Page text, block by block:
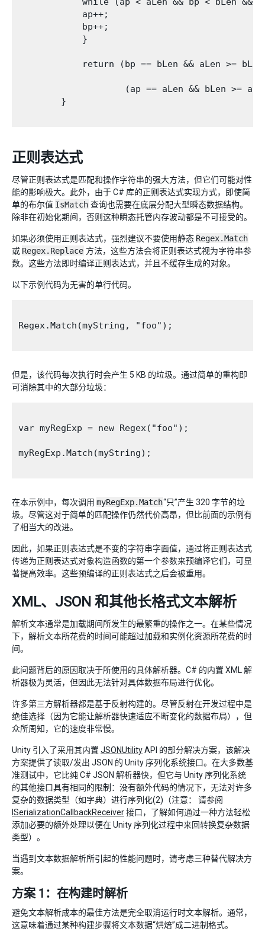
            ap++;
            bp++;
            }
return (bp == bLen && aLen >=
(ap == aLen && bLen >=
        }
正则表达式
尽管正则表达式是匹配和操作字符串的强大方法，但它们可能对性
能的影响极大。此外，由于 C# 库的正则表达式实现方式，即使简
单的布尔值 IsMatch 查询也需要在底层分配大型瞬态数据结构。
除非在初始化期间，否则这种瞬态托管内存波动都是不可接受的。
如果必须使用正则表达式，强烈建议不要使用静态 Regex.Match
或 Regex.Replace 方法，这些方法会将正则表达式视为字符串参
数。这些方法即时编译正则表达式，并且不缓存生成的对象。
以下示例代码为无害的单行代码。
Regex.Match(myString, "foo");
但是，该代码每次执行时会产生 5 KB 的垃圾。通过简单的重构即
可消除其中的大部分垃圾：
var myRegExp = new Regex("foo");
myRegExp.Match(myString);
在本示例中，每次调用 myRegExp.Match“只”产生 320 字节的垃
圾。尽管这对于简单的匹配操作仍然代价高昂，但比前面的示例有
了相当大的改进。
因此，如果正则表达式是不变的字符串字面值，通过将正则表达式
传递为正则表达式对象构造函数的第一个参数来预编译它们，可显
著提高效率。这些预编译的正则表达式之后会被重用。
XML、JSON 和其他长格式文本解析
解析文本通常是加载期间所发生的最繁重的操作之一。在某些情况
下，解析文本所花费的时间可能超过加载和实例化资源所花费的时
间。
此问题背后的原因取决于所使用的具体解析器。C# 的内置 XML 解
析器极为灵活，但因此无法针对具体数据布局进行优化。
许多第三方解析器都是基于反射构建的。尽管反射在开发过程中是
绝佳选择（因为它能让解析器快速适应不断变化的数据布局），但
众所周知，它的速度非常慢。
Unity 引入了采用其内置 JSONUtilityAPI 的部分解决方案，该解决
方案提供了读取/发出 JSON 的 Unity 序列化系统接口。在大多数基
准测试中，它比纯 C# JSON 解析器快，但它与 Unity 序列化系统
的其他接口具有相同的限制：没有额外代码的情况下，无法对许多
复杂的数据类型（如字典）进行序列化(2)（注意： 请参阅
ISerializationCallbackReceiver接口，了解如何通过一种方法轻松
添加必要的额外处理以便在 Unity 序列化过程中来回转换复杂数据
类型）。
当遇到文本数据解析所引起的性能问题时，请考虑三种替代解决方
案。
方案 1：在构建时解析
避免文本解析成本的最佳方法是完全取消运行时文本解析。通常，
这意味着通过某种构建步骤将文本数据“烘焙”成二进制格式。